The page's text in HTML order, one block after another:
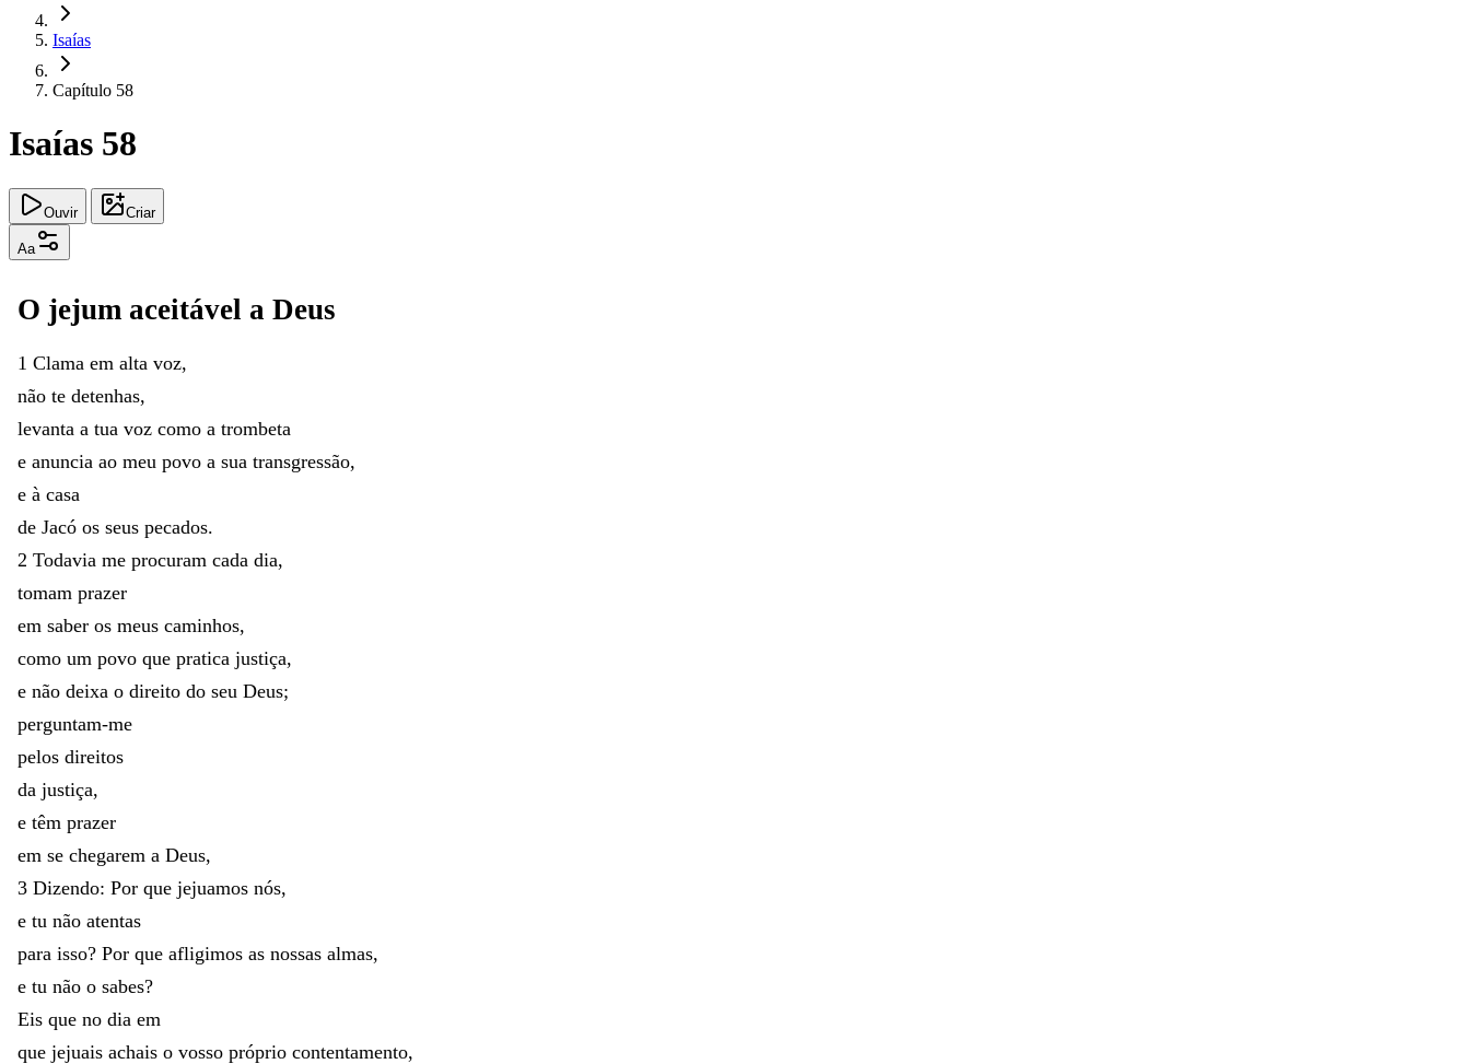
Isaías
Capítulo 58
Isaías 58
Ouvir Criar
Aa
O jejum aceitável a Deus
1 Clama em alta voz,
não te detenhas,
levanta a tua voz como a trombeta
e anuncia ao meu povo a sua transgressão,
e à casa
de Jacó os seus pecados.
2 Todavia me procuram cada dia,
tomam prazer
em saber os meus caminhos,
como um povo que pratica justiça,
e não deixa o direito do seu Deus;
perguntam-me
pelos direitos
da justiça,
e têm prazer
em se chegarem a Deus,
3 Dizendo: Por que jejuamos nós,
e tu não atentas
para isso? Por que afligimos as nossas almas,
e tu não o sabes?
Eis que no dia em
que jejuais achais o vosso próprio contentamento,